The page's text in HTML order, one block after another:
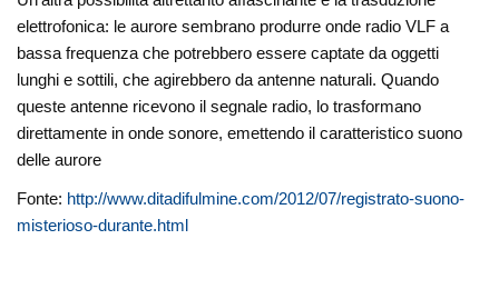
elettrofonica: le aurore sembrano produrre onde radio VLF a
bassa frequenza che potrebbero essere captate da oggetti
lunghi e sottili, che agirebbero da antenne naturali. Quando
queste antenne ricevono il segnale radio, lo trasformano
direttamente in onde sonore, emettendo il caratteristico suono
delle aurore
Fonte: http://www.ditadifulmine.com/2012/07/registrato-suono-
misterioso-durante.html